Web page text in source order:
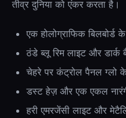
तीव्र दुनिया को एंकर करता है।
एक होलोग्राफिक
ठंडे ब्लू रिम लाइट और
चेहरे पर कंट्रोल पैनल ग्लो
डस्ट हेज़ और एक एकल
हरी एमरजेंसी लाइट और